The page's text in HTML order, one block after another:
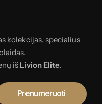
kolekcijas, specialius
iš Livion Elite.
Prenumeruoti